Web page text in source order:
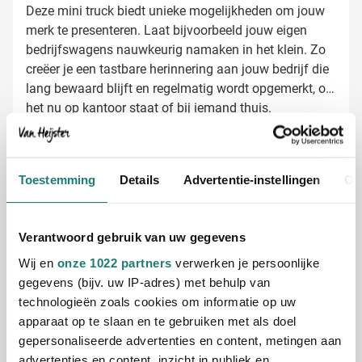
Toestemming Details Advertentie-instellingen
Verantwoord gebruik van uw gegevens
Wij en onze 1022 partners verwerken je persoonlijke
gegevens (bijv. uw IP-adres) met behulp van
technologieën zoals cookies om informatie op uw
apparaat op te slaan en te gebruiken met als doel
gepersonaliseerde advertenties en content, metingen aan
advertenties en content, inzicht in publiek en
Deze mini truck biedt unieke mogelijkheden om jouw
merk te presenteren. Laat bijvoorbeeld jouw eigen
bedrijfswagens nauwkeurig namaken in het klein. Zo
creëer je een tastbare herinnering aan jouw bedrijf die
lang bewaard blijft en regelmatig wordt opgemerkt, of
het nu op kantoor staat of bij iemand thuis.
Mini trucks laten bedrukken met jouw logo
Bij Van Heijster Relatiegeschenken maken we van
bedrukkingsmogelijkheden zijn uitgebreid:
Met je bedrijfslogo in full color aan beide zijden
Als miniatuurversie van je eigen bedrijfswagens
Dankzij de full color bedrukking komen zelfs de
kleinste details van jouw logo perfect tot hun recht op
deze mini truck.